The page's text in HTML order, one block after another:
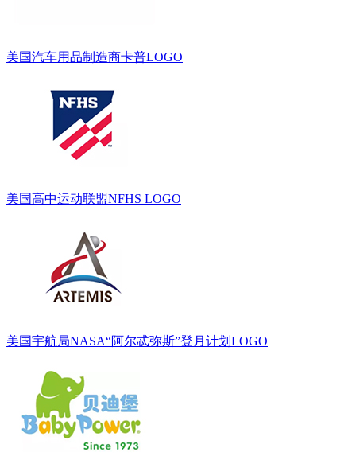
美国汽车用品制造商卡普LOGO
美国高中运动联盟NFHS LOGO
美国宇航局NASA“阿尔忒弥斯”登月计划LOGO